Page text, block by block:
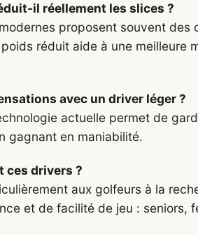
il réellement les slices ?
proposent souvent des
réduit aide à une meilleure
avec un driver léger ?
actuelle permet de
gagnant en maniabilité.
ces drivers ?
aux golfeurs à la
et de facilité de jeu : seniors,